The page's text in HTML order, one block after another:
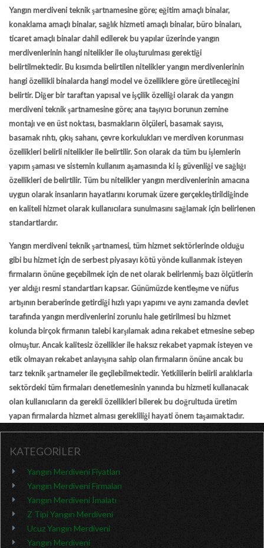
Yangın merdiveni teknik şartnamesine göre; eğitim amaçlı binalar,
konaklama amaçlı binalar, sağlık hizmeti amaçlı binalar, büro binaları,
ticaret amaçlı binalar dahil edilerek bu yapılar üzerinde yangın
merdivenlerinin hangi nitelikler ile oluşturulması gerektiği
belirtilmektedir. Bu kısımda belirtilen nitelikler yangın merdivenlerinin
hangi özellikli binalarda hangi model ve özelliklere göre üretileceğini
belirtir. Diğer bir taraftan yapısal ve işçilik özelliği olarak da yangın
merdiveni teknik şartnamesine göre; ana taşıyıcı borunun zemine
montajı ve en üst noktası, basmakların ölçüleri, basamak sayısı,
basamak rıhtı, çıkış sahanı, çevre korkulukları ve merdiven korunması
özellikleri belirli nitelikler ile belirtilir. Son olarak da tüm bu işlemlerin
yapım şaması ve sistemin kullanım aşamasında ki iş güvenliği ve sağlığı
özellikleri de belirtilir. Tüm bu nitelikler yangın merdivenlerinin amacına
uygun olarak insanların hayatlarını korumak üzere gerçekleştirildiğinde
en kaliteli hizmet olarak kullanıcılara sunulmasını sağlamak için belirlenen
standartlardır.
Yangın merdiveni teknik şartnamesi, tüm hizmet sektörlerinde olduğu
gibi bu hizmet için de serbest piyasayı kötü yönde kullanmak isteyen
firmaların önüne geçebilmek için de net olarak belirlenmiş bazı ölçütlerin
yer aldığı resmi standartları kapsar. Günümüzde kentleşme ve nüfus
artışının beraberinde getirdiği hızlı yapı yapımı ve aynı zamanda devlet
tarafında yangın merdivenlerini zorunlu hale getirilmesi bu hizmet
kolunda birçok firmanın talebi karşılamak adına rekabet etmesine sebep
olmuştur. Ancak kalitesiz özellikler ile haksız rekabet yapmak isteyen ve
etik olmayan rekabet anlayışına sahip olan firmaların önüne ancak bu
tarz teknik şartnameler ile geçilebilmektedir. Yetkililerin belirli aralıklarla
sektördeki tüm firmaları denetlemesinin yanında bu hizmeti kullanacak
olan kullanıcıların da gerekli özellikleri bilerek bu doğrultuda üretim
yapan firmalarda hizmet alması gerekliliği hayati önem taşaımaktadır.
KATEGORİLER
Yangın Merdiveni Fiyatları
Yangın Merdiveni Firmaları
Yangın Merdiveni İmalatı
Z Tipi Yangın Merdiveni
Ucuz Yangın Merdiveni
Yangın Merdiveni